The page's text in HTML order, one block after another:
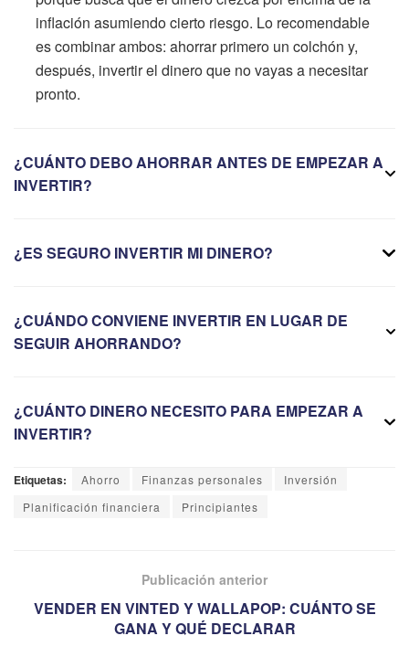
inflación asumiendo cierto riesgo. Lo recomendable
es combinar ambos: ahorrar primero un colchón y,
después, invertir el dinero que no vayas a necesitar
pronto.
¿CUÁNTO DEBO AHORRAR ANTES DE EMPEZAR A
INVERTIR?
¿ES SEGURO INVERTIR MI DINERO?
¿CUÁNDO CONVIENE INVERTIR EN LUGAR DE
SEGUIR AHORRANDO?
¿CUÁNTO DINERO NECESITO PARA EMPEZAR A
INVERTIR?
Etiquetas: Ahorro Finanzas personales
Inversión
Planificación financiera
Principiantes
Publicación anterior
VENDER EN VINTED Y WALLAPOP: CUÁNTO SE
GANA Y QUÉ DECLARAR